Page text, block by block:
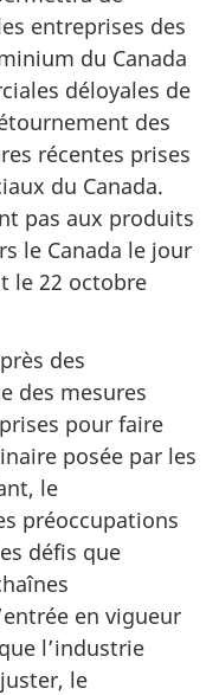
entreprises des
du Canada
déloyales de
des
récentes prises
du Canada.
pas aux produits
le Canada le jour
le 22 octobre
des
des mesures
pour faire
posée par les
le
préoccupations
défis que
en vigueur
l’industrie
le